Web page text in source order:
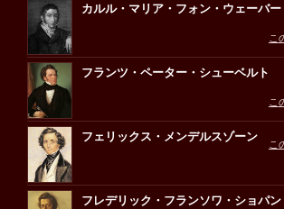
カルル・マリア・フォン・ウェーバー
こ
フランツ・ペーター・シューベルト
こ
フェリックス・メンデルスゾーン
こ
フレデリック・フランソワ・ショパン